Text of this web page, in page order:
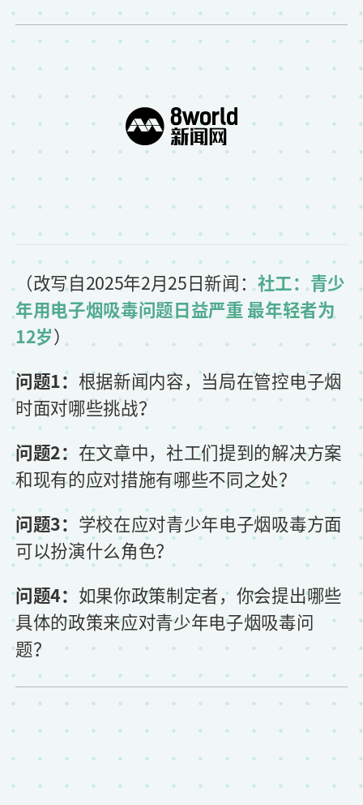
（改写自2025年2月25日新闻：社工：青少
年用电子烟吸毒问题日益严重 最年轻者为
12岁）
问题1： 根据新闻内容，当局在管控电子烟
时面对哪些挑战？
问题2： 在文章中，社工们提到的解决方案
和现有的应对措施有哪些不同之处？
问题3： 学校在应对青少年电子烟吸毒方面
可以扮演什么角色？
问题4： 如果你政策制定者，你会提出哪些
具体的政策来应对青少年电子烟吸毒问
题？